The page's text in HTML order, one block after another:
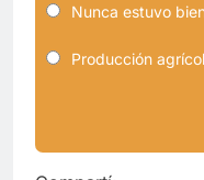
Nunca estuvo
Producción